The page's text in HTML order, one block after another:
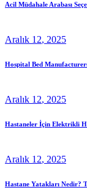
Acil Müdahale Arabası
Aralık 12, 2025
Hospital Bed
Aralık 12, 2025
Hastaneler İçin Elektrikli
Aralık 12, 2025
Hastane Yatakları Nedir?